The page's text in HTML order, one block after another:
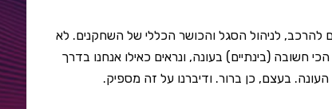
להרכב, לניהול הסגל והכושר הכללי של השחקנים. לא
הכי חשובה (בינתיים) בעונה, ונראים כאילו אנחנו בדרך
העונה. בעצם, כן ברור. ודיברנו על זה מספיק.